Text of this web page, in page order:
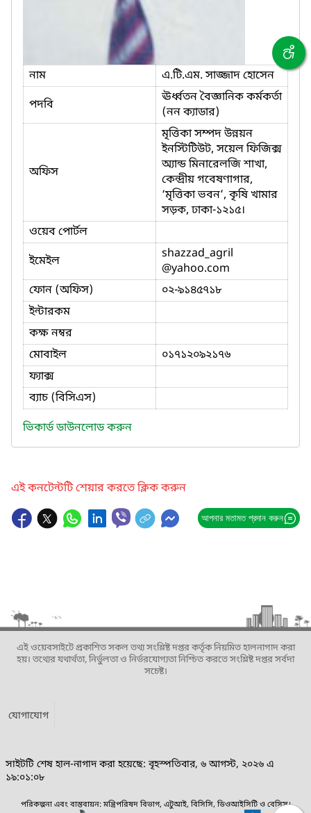
নাম
এ.টি.এম. সাজ্জাদ হোসেন
পদবি
ঊর্ধ্বতন বৈজ্ঞানিক কর্মকর্তা
(নন ক্যাডার)
অফিস
মৃত্তিকা সম্পদ উন্নয়ন
ইনস্টিটিউট, সয়েল ফিজিক্স
অ্যান্ড মিনারেলজি শাখা,
কেন্দ্রীয় গবেষণাগার,
‘মৃত্তিকা ভবন’, কৃষি খামার
সড়ক, ঢাকা-১২১৫।
ওয়েব পোর্টল
ইমেইল
shazzad_agril
@yahoo.com
ফোন (অফিস)
০২-৯১৪৫৭১৮
ইন্টারকম
কক্ষ নম্বর
মোবাইল
০১৭১২০৯২১৭৬
ফ্যাক্স
ব্যাচ (বিসিএস)
ভিকার্ড ডাউনলোড করুন
এই কনটেন্টটি শেয়ার করতে ক্লিক করুন
আপনার মতামত প্রদান করুন
এই ওয়েবসাইটে প্রকাশিত সকল তথ্য সংশ্লিষ্ট দপ্তর কর্তৃক নিয়মিত হালনাগাদ করা
হয়। তথ্যের যথার্থতা, নির্ভুলতা ও নির্ভরযোগ্যতা নিশ্চিত করতে সংশ্লিষ্ট দপ্তর সর্বদা
সচেষ্ট।
যোগাযোগ
সাইটটি শেষ হাল-নাগাদ করা হয়েছে: বৃহস্পতিবার, ৬ আগস্ট, ২০২৬ এ
১৯:০১:০৮
পরিকল্পনা এবং বাস্তবায়ন: মন্ত্রিপরিষদ বিভাগ, এটুআই, বিসিসি, ডিওআইসিটি ও বেসিস।